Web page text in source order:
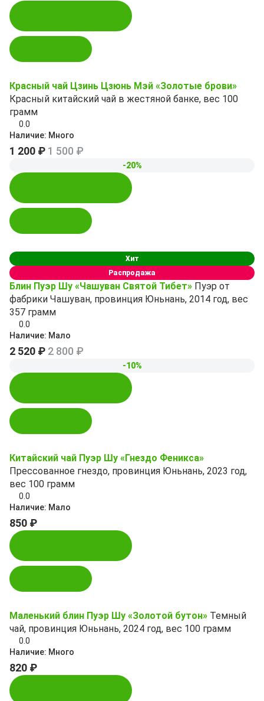
Красный чай Цзинь Цзюнь Мэй «Золотые брови»
Красный китайский чай в жестяной банке, вес 100
грамм
0.0
Наличие: Много
1 200 ₽ 1 500 ₽
-20%
Хит
Распродажа
Блин Пуэр Шу «Чашуван Святой Тибет» Пуэр от
фабрики Чашуван, провинция Юньнань, 2014 год, вес
357 грамм
0.0
Наличие: Мало
2 520 ₽ 2 800 ₽
-10%
Китайский чай Пуэр Шу «Гнездо Феникса»
Прессованное гнездо, провинция Юньнань, 2023 год,
вес 100 грамм
0.0
Наличие: Мало
850 ₽
Маленький блин Пуэр Шу «Золотой бутон» Темный
чай, провинция Юньнань, 2024 год, вес 100 грамм
0.0
Наличие: Много
820 ₽